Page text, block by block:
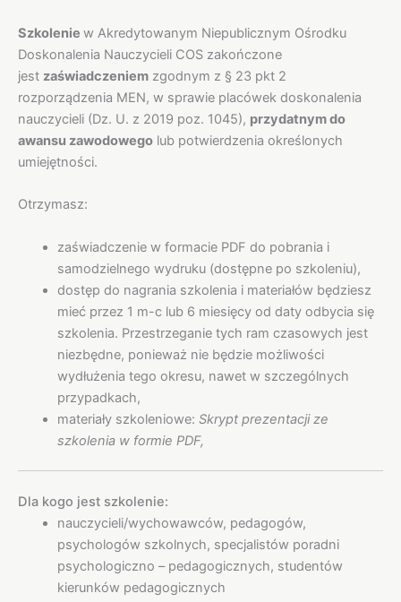
Szkolenie w Akredytowanym Niepublicznym Ośrodku
Doskonalenia Nauczycieli COS zakończone
jest zaświadczeniem zgodnym z § 23 pkt 2
rozporządzenia MEN, w sprawie placówek doskonalenia
nauczycieli (Dz. U. z 2019 poz. 1045), przydatnym do
awansu zawodowego lub potwierdzenia określonych
umiejętności.
Otrzymasz:
zaświadczenie w formacie PDF do pobrania i
samodzielnego wydruku (dostępne po szkoleniu),
dostęp do nagrania szkolenia i materiałów będziesz
mieć przez 1 m-c lub 6 miesięcy od daty odbycia się
szkolenia. Przestrzeganie tych ram czasowych jest
niezbędne, ponieważ nie będzie możliwości
wydłużenia tego okresu, nawet w szczególnych
przypadkach,
materiały szkoleniowe: Skrypt prezentacji ze
szkolenia w formie PDF,
Dla kogo jest szkolenie:
nauczycieli/wychowawców, pedagogów,
psychologów szkolnych, specjalistów poradni
psychologiczno – pedagogicznych, studentów
kierunków pedagogicznych